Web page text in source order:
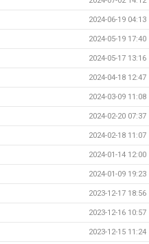
2024-06-19 04:13
2024-05-19 17:40
2024-05-17 13:16
2024-04-18 12:47
2024-03-09 11:08
2024-02-20 07:37
2024-02-18 11:07
2024-01-14 12:00
2024-01-09 19:23
2023-12-17 18:56
2023-12-16 10:57
2023-12-15 11:24